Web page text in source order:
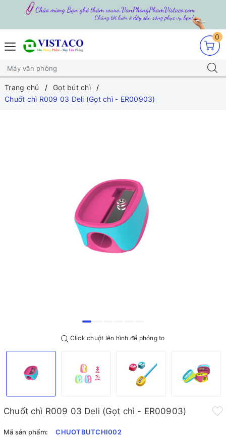
0
Trang chủ
Gọt bút chì
Chuốt chì R009 03 Deli (Gọt chì - ER00903)
Click chuột lên hình để phóng to
Chuốt chì R009 03 Deli (Gọt chì - ER00903)
Mã sản phẩm:
CHUOTBUTCHI002